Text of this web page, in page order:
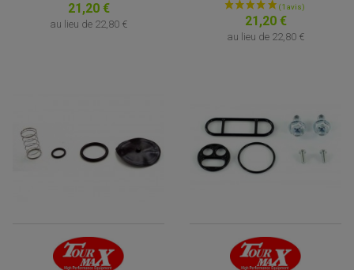
21,20 €
au lieu de 22,80 € 21,20 €
au lieu de 22,80 €